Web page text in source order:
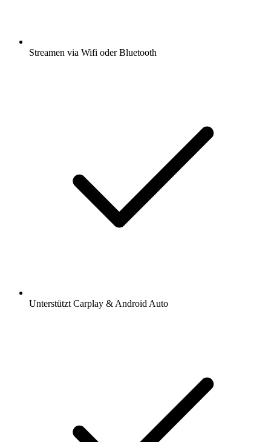
Streamen via Wifi oder Bluetooth
Unterstützt Carplay & Android Auto